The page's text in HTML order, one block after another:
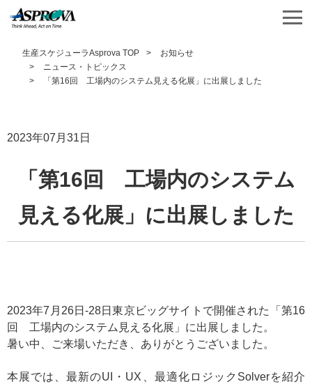
生産スケジューラAsprova TOP
お知らせ
ニュース・トピックス
「第16回 工場内のシステム見える化展」に出展しました
2023年07月31日
「第16回 工場内のシステム
見える化展」に出展しました
2023年7月26日-28日東京ビッグサイトで開催された「第16
回 工場内のシステム見える化展」に出展しました。
暑い中、ご来場いただき、ありがとうございました。
本展では、最新のUI・UX、最適化ロジックSolverを紹介